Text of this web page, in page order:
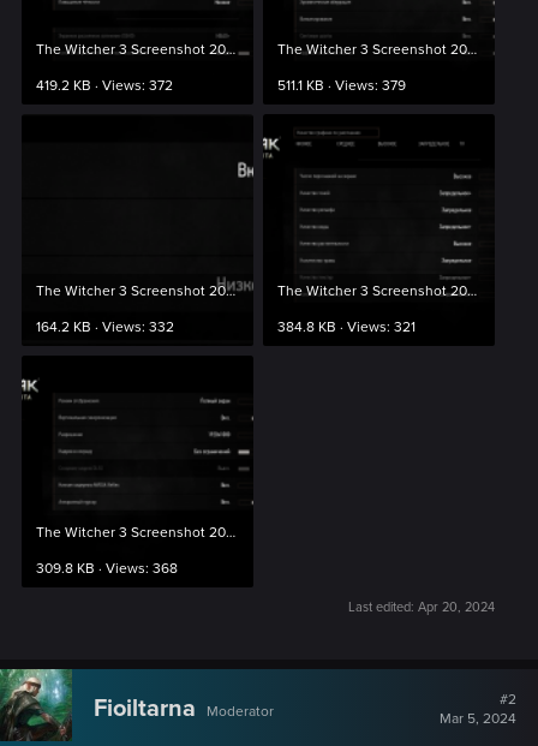
The Witcher 3 Screenshot 2024.04.06 - 16.58.15.64.png
419.2 KB · Views: 372
The Witcher 3 Screenshot 2024.04.06 - 16.58.25.65.png
511.1 KB · Views: 379
The Witcher 3 Screenshot 2024.04.06 - 16.58.43.02.png
164.2 KB · Views: 332
The Witcher 3 Screenshot 2024.04.06 - 16.58.54.15.png
384.8 KB · Views: 321
The Witcher 3 Screenshot 2024.04.06 - 16.59.03.84.png
309.8 KB · Views: 368
Last edited: Apr 20, 2024
Fioiltarna Moderator
#2
Mar 5, 2024